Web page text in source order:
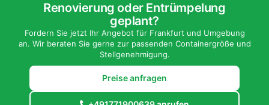
Renovierung oder Entrümpelung
geplant?
Fordern Sie jetzt Ihr Angebot für Frankfurt und Umgebung
an. Wir beraten Sie gerne zur passenden Containergröße und
Stellgenehmigung.
Preise anfragen